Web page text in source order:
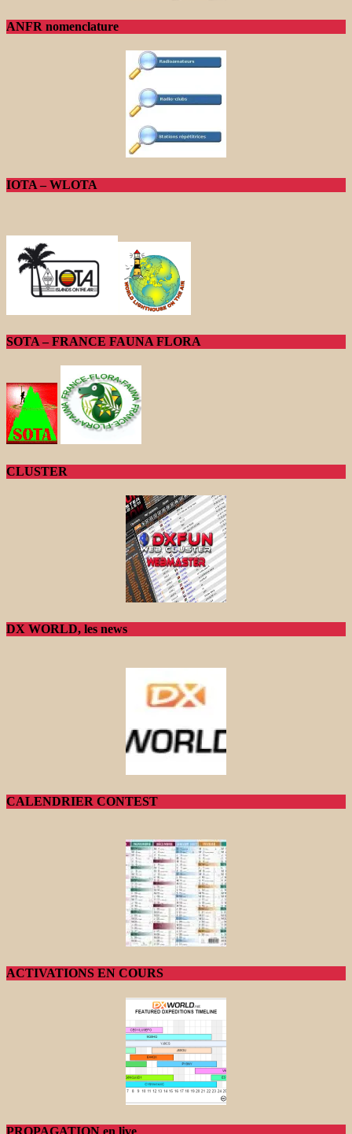
ANFR nomenclature
IOTA – WLOTA
SOTA – FRANCE FAUNA FLORA
CLUSTER
DX WORLD, les news
CALENDRIER CONTEST
ACTIVATIONS EN COURS
PROPAGATION en live